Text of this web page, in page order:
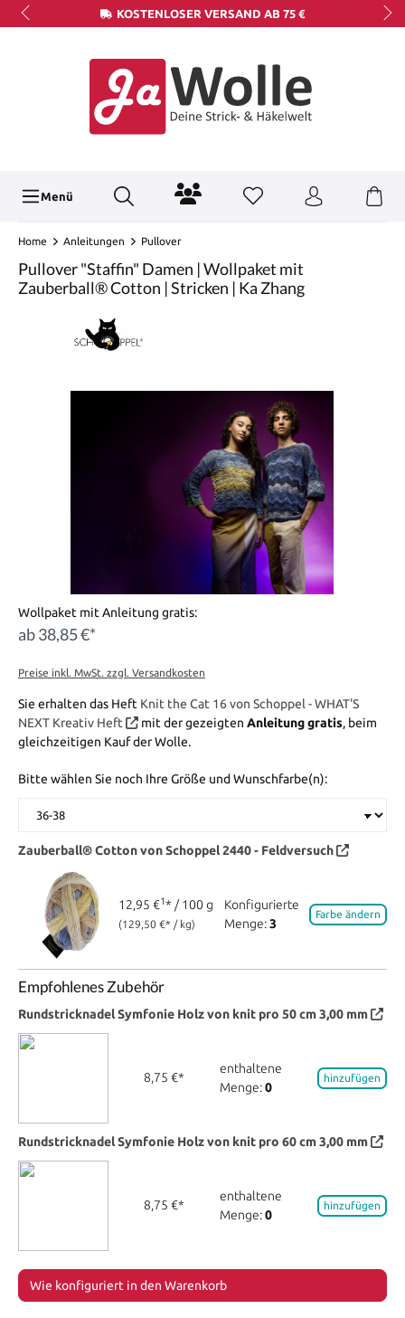
KOSTENLOSER VERSAND AB 75 €
Menü
Home Anleitungen Pullover
Pullover "Staffin" Damen | Wollpaket mit
Zauberball® Cotton | Stricken | Ka Zhang
Wollpaket mit Anleitung gratis:
ab 38,85 €*
Preise inkl. MwSt. zzgl. Versandkosten
Sie erhalten das Heft Knit the Cat 16 von Schoppel - WHAT'S
NEXT Kreativ Heft
mit der gezeigtenAnleitung gratis, beim
gleichzeitigen Kauf der Wolle.
Bitte wählen Sie noch Ihre Größe und Wunschfarbe(n):
Zauberball® Cotton von Schoppel2440 - Feldversuch
12,95 €1* / 100 g
(129,50 €* / kg)
Konfigurierte
Menge:3
Farbe ändern
Empfohlenes Zubehör
Rundstricknadel Symfonie Holz von knit pro 50 cm 3,00 mm
8,75 €*
enthaltene
Menge:0
hinzufügen
Rundstricknadel Symfonie Holz von knit pro 60 cm 3,00 mm
8,75 €*
enthaltene
Menge:0
hinzufügen
Wie konfiguriert in den Warenkorb